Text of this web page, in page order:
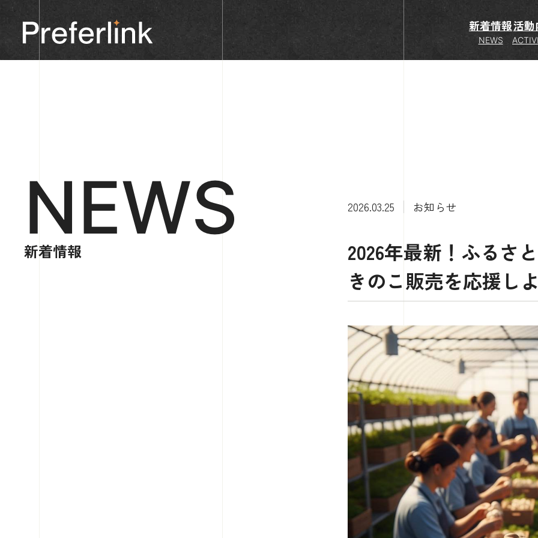
新着情報
NEWS
活動
NEWS
新着情報
2026.03.25 お知らせ
2026年最新！ふるさ
きのこ販売を応援し